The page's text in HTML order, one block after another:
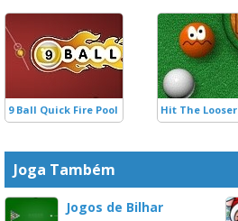
9 Ball Quick Fire Pool Hit The Looser
Joga Também
Jogos de Bilhar